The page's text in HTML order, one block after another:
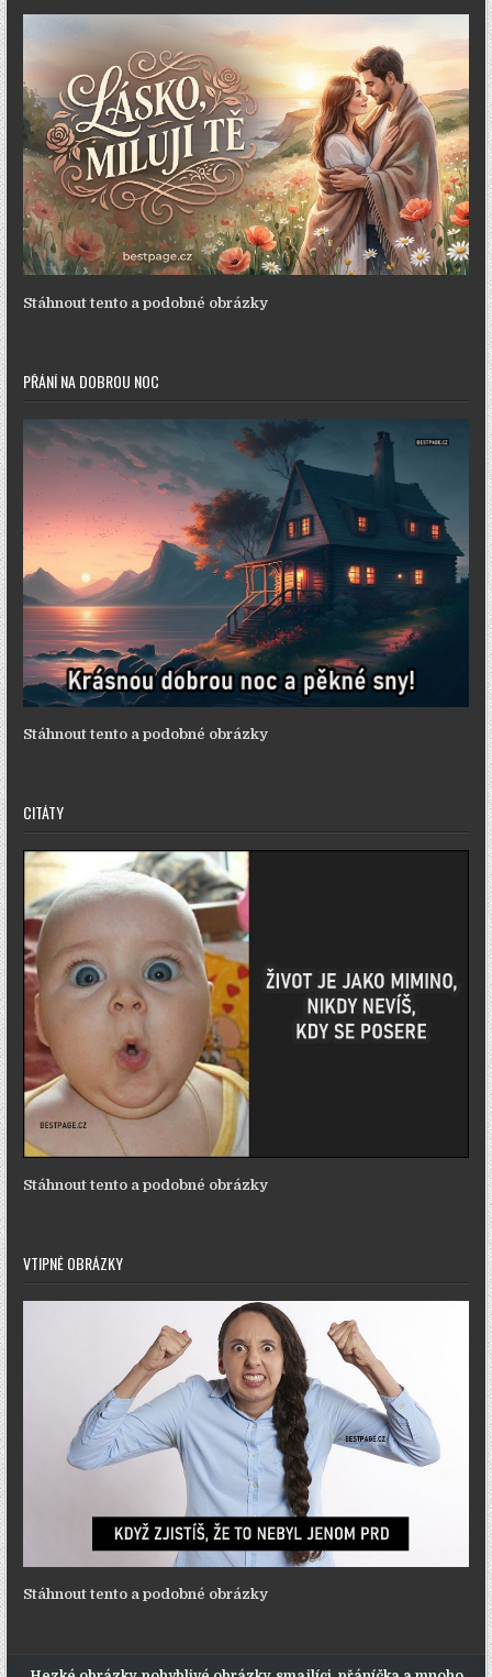
Stáhnout tento a podobné obrázky
PŘÁNÍ NA DOBROU NOC
Stáhnout tento a podobné obrázky
CITÁTY
Stáhnout tento a podobné obrázky
VTIPNÉ OBRÁZKY
Stáhnout tento a podobné obrázky